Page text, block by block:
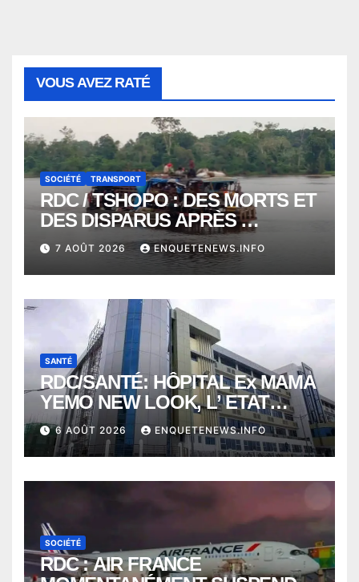
VOUS AVEZ RATÉ
SOCIÉTÉ TRANSPORT
RDC / TSHOPO : DES MORTS ET
DES DISPARUS APRÈS
NAUFRAGE D’UNE BALEINIERE
À QUELQUES KILOMÈTRES DE
KISANGANI
7 AOÛT 2026 ENQUETENEWS.INFO
SANTÉ
RDC/SANTÉ: HÔPITAL Ex MAMA
YEMO NEW LOOK, L’ ETAT
PERD LE CONTROLE
6 AOÛT 2026 ENQUETENEWS.INFO
SOCIÉTÉ
RDC : AIR FRANCE